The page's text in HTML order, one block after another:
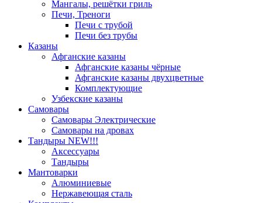
Мангалы, решётки гриль
Печи, Треноги
Печи с трубой
Печи без трубы
Казаны
Афганские казаны
Афганские казаны чёрные
Афганские казаны двухцветные
Комплектующие
Узбекские казаны
Самовары
Самовары Электрические
Самовары на дровах
Тандыры NEW!!!
Аксессуары
Тандыры
Мантоварки
Алюминиевые
Нержавеющая сталь